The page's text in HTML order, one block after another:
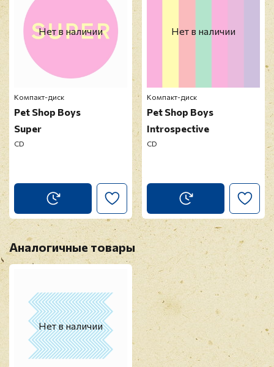
Нет в наличии
Компакт-диск
Pet Shop Boys
Super
CD
Нет в наличии
Компакт-диск
Pet Shop Boys
Introspective
CD
Аналогичные товары
Нет в наличии